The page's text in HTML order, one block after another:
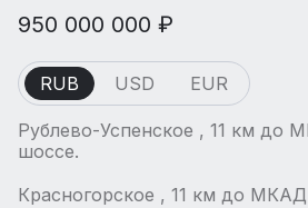
950 000 000 ₽
RUB USD EUR
Рублево-Успенское , 11 км до
шоссе.
Красногорское , 11 км до